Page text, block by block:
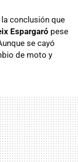
conclusión que
Espargaró pese
se cayó
de moto y